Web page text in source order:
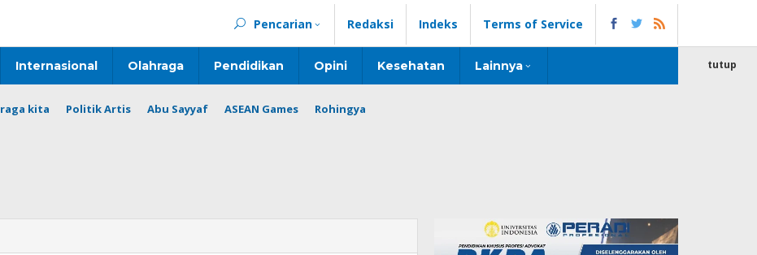
Pencarian Redaksi Indeks Terms of Service
Internasional Olahraga Pendidikan Opini Kesehatan Lainnya
kita Politik Artis Abu Sayyaf ASEAN Games Rohingya
tutup